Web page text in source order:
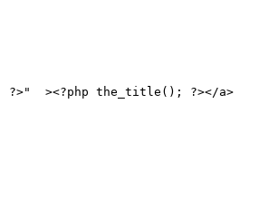
?>"  ><?php the_title(); ?></a>